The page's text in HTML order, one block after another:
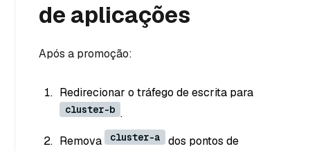
de aplicações
Após a promoção:
Redirecionar o tráfego de escrita para
cluster-b .
Remova
cluster-a
dos pontos de